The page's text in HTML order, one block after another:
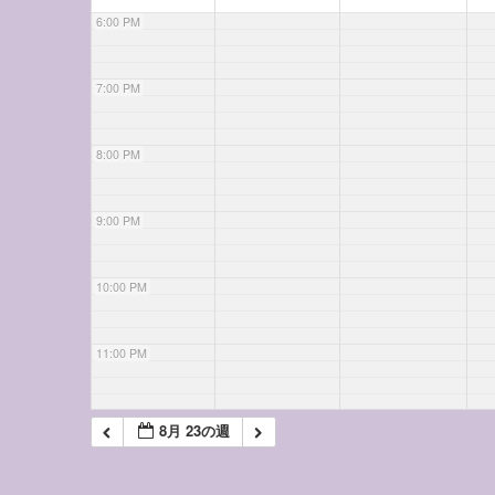
6:00 PM
7:00 PM
8:00 PM
9:00 PM
10:00 PM
11:00 PM
8月 23の週